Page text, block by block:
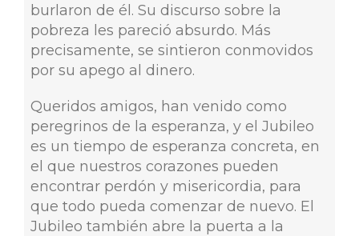
burlaron de él. Su discurso sobre la
pobreza les pareció absurdo. Más
precisamente, se sintieron conmovidos
por su apego al dinero.
Queridos amigos, han venido como
peregrinos de la esperanza, y el Jubileo
es un tiempo de esperanza concreta, en
el que nuestros corazones pueden
encontrar perdón y misericordia, para
que todo pueda comenzar de nuevo. El
Jubileo también abre la puerta a la